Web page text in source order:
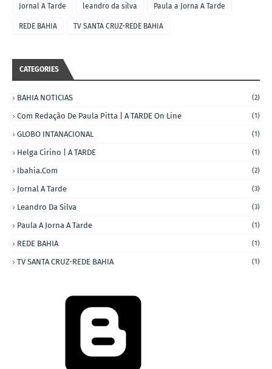
Jornal A Tarde leandro da silva Paula a Jorna A Tarde
REDE BAHIA TV SANTA CRUZ-REDE BAHIA
CATEGORIES
BAHIA NOTICIAS (2)
Com Redação De Paula Pitta | A TARDE On Line (1)
GLOBO INTANACIONAL (1)
Helga Cirino | A TARDE (1)
Ibahia.com (2)
Jornal A Tarde (3)
Leandro Da Silva (3)
Paula A Jorna A Tarde (1)
REDE BAHIA (1)
TV SANTA CRUZ-REDE BAHIA (1)